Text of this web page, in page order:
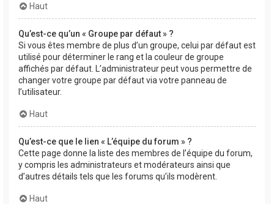
Haut
Qu’est-ce qu’un « Groupe par défaut » ?
Si vous êtes membre de plus d’un groupe, celui par défaut est
utilisé pour déterminer le rang et la couleur de groupe
affichés par défaut. L’administrateur peut vous permettre de
changer votre groupe par défaut via votre panneau de
l’utilisateur.
Haut
Qu’est-ce que le lien « L’équipe du forum » ?
Cette page donne la liste des membres de l’équipe du forum,
y compris les administrateurs et modérateurs ainsi que
d’autres détails tels que les forums qu’ils modèrent.
Haut